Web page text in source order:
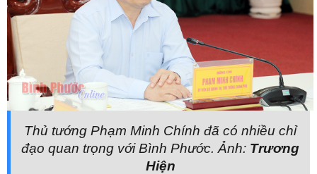
Thủ tướng Phạm Minh Chính đã có nhiều chỉ
đạo quan trọng với Bình Phước. Ảnh: Trương
Hiện